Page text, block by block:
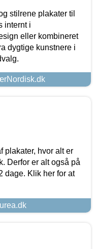
stilrene plakater til
internt i
eller kombineret
dygtige kunstnere i
plakater, hvor alt er
Derfor er alt også på
dage. Klik her for at